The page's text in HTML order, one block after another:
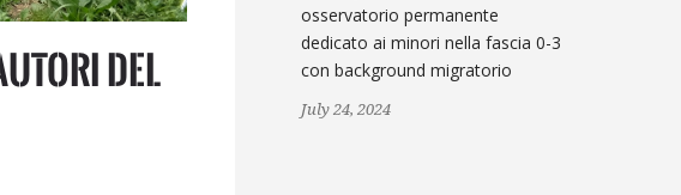
del
osservatorio permanente
dedicato ai minori nella fascia 0-3
con background migratorio
July 24, 2024